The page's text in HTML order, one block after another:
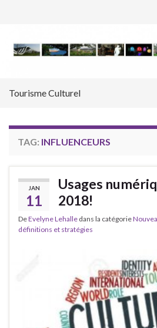
Tourisme Culturel
TAG: INFLUENCEURS
JAN
11
Usages
2018!
DeEvelyne Lehalle dans la catégorie
définitions et stratégies